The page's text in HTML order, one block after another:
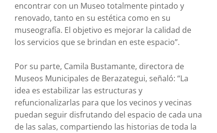
encontrar con un Museo totalmente pintado y
renovado, tanto en su estética como en su
museografía. El objetivo es mejorar la calidad de
los servicios que se brindan en este espacio”.
Por su parte, Camila Bustamante, directora de
Museos Municipales de Berazategui, señaló: “La
idea es estabilizar las estructuras y
refuncionalizarlas para que los vecinos y vecinas
puedan seguir disfrutando del espacio de cada una
de las salas, compartiendo las historias de toda la